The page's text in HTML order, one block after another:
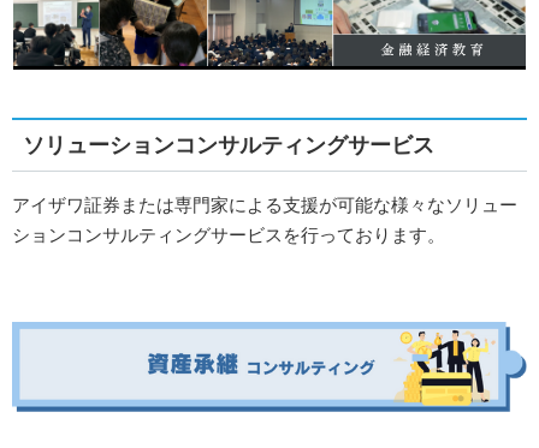
ソリューションコンサルティングサービス
アイザワ証券または専門家による支援が可能な様々なソリュー
ションコンサルティングサービスを行っております。